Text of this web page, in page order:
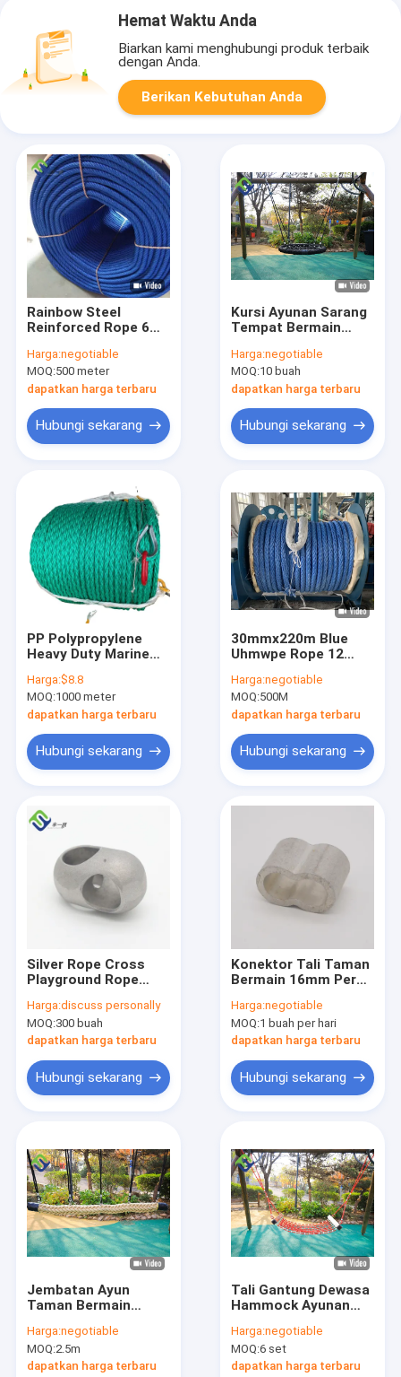
Rumah
Produk
Tentang kita
Tur Pabrik
Kontrol Kualitas
Berita
Semua Kasus
Tali Kombinasi Poliester
Tali Kombinasi Taman Bermain
Tali Kawat Kombinasi
Hemat Waktu Anda
Biarkan kami menghubungi produk terbaik
dengan Anda.
Berikan Kebutuhan Anda
Rainbow Steel
Reinforced Rope 6
Kombinasi
Harga:negotiable
MOQ:500 meter
dapatkan harga terbaru
Hubungi sekarang
Kursi Ayunan Sarang
Tempat Bermain
Hitam Dengan Tali
Gantung
Harga:negotiable
MOQ:10 buah
dapatkan harga terbaru
Hubungi sekarang
PP Polypropylene
Heavy Duty Marine
48mm 8 Strand
Harga:$8.8
MOQ:1000 meter
dapatkan harga terbaru
Hubungi sekarang
30mmx220m Blue
Uhmwpe Rope 12
Jalinan Spectra Cord
Harga:negotiable
MOQ:500M
dapatkan harga terbaru
Hubungi sekarang
Silver Rope Cross
Playground Rope
Aluminium 16mm 34g
Harga:discuss personally
MOQ:300 buah
dapatkan harga terbaru
Hubungi sekarang
Konektor Tali Taman
Bermain 16mm Perak
Crimp Connector
Harga:negotiable
MOQ:1 buah per hari
dapatkan harga terbaru
Hubungi sekarang
Jembatan Ayun
Taman Bermain
150mmx2.5m Tali
Poliester Untuk
Anak-Anak
Harga:negotiable
MOQ:2.5m
dapatkan harga terbaru
Tali Gantung Dewasa
Hammock Ayunan
Polyester
Disesuaikan
Harga:negotiable
MOQ:6 set
dapatkan harga terbaru